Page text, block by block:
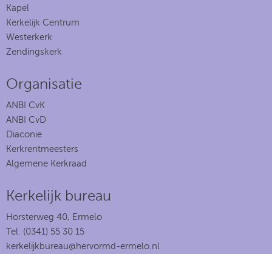
Kapel
Kerkelijk Centrum
Westerkerk
Zendingskerk
Organisatie
ANBI CvK
ANBI CvD
Diaconie
Kerkrentmeesters
Algemene Kerkraad
Kerkelijk bureau
Horsterweg 40, Ermelo
Tel. (0341) 55 30 15
kerkelijkbureau@hervormd-ermelo.nl